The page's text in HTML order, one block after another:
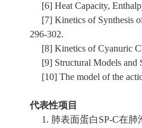
[6] Heat Capacity,
[7] Kinetics of Synthesis of
296-302.
[8] Kinetics of Cyanuric
[9] Structural Models and
[10] The model of the
代表性项目
1. 肺表面蛋白SP-C在肺